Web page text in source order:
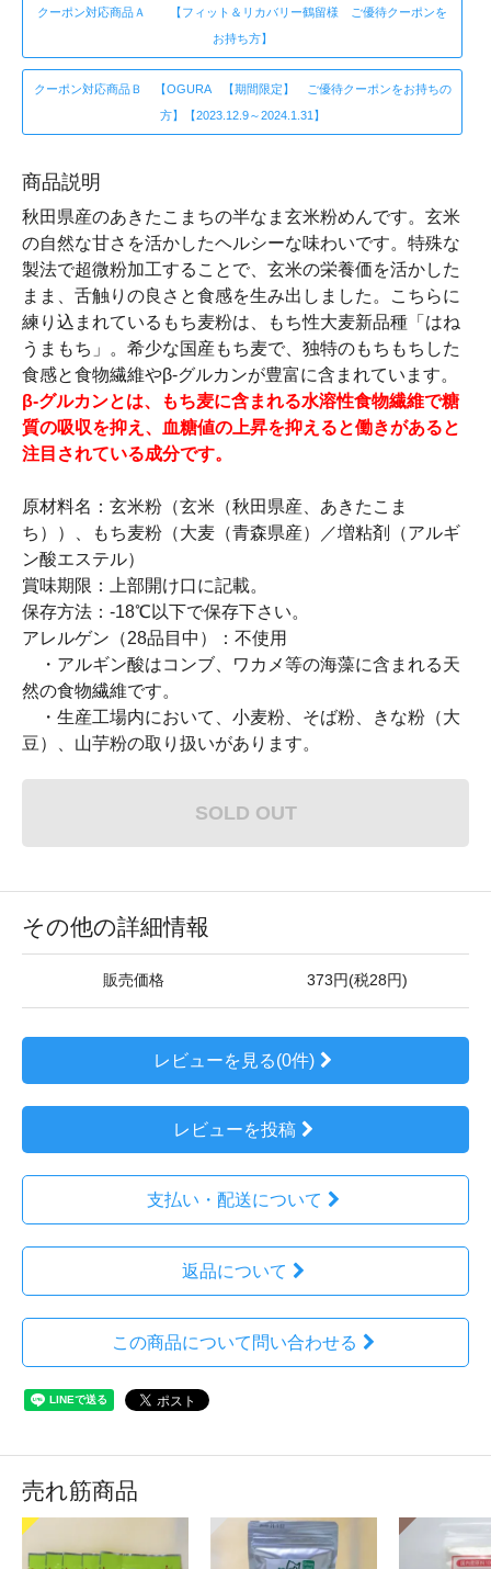
クーポン対応商品Ａ 【フィット＆リカバリー鶴留様 ご優待クーポンを
お持ち方】
クーポン対応商品Ｂ 【OGURA 【期間限定】 ご優待クーポンをお持ちの
方】【2023.12.9～2024.1.31】
商品説明
秋田県産のあきたこまちの半なま玄米粉めんです。玄米
の自然な甘さを活かしたヘルシーな味わいです。特殊な
製法で超微粉加工することで、玄米の栄養価を活かした
まま、舌触りの良さと食感を生み出しました。こちらに
練り込まれているもち麦粉は、もち性大麦新品種「はね
うまもち」。希少な国産もち麦で、独特のもちもちした
食感と食物繊維やβ-グルカンが豊富に含まれています。
β-グルカンとは、もち麦に含まれる水溶性食物繊維で糖
質の吸収を抑え、血糖値の上昇を抑えると働きがあると
注目されている成分です。
原材料名：玄米粉（玄米（秋田県産、あきたこま
ち））、もち麦粉（大麦（青森県産）／増粘剤（アルギ
ン酸エステル）
賞味期限：上部開け口に記載。
保存方法：-18℃以下で保存下さい。
アレルゲン（28品目中）：不使用
・アルギン酸はコンブ、ワカメ等の海藻に含まれる天
然の食物繊維です。
・生産工場内において、小麦粉、そば粉、きな粉（大
豆）、山芋粉の取り扱いがあります。
SOLD OUT
その他の詳細情報
販売価格 373円(税28円)
レビューを見る(0件)
レビューを投稿
支払い・配送について
返品について
この商品について問い合わせる
売れ筋商品